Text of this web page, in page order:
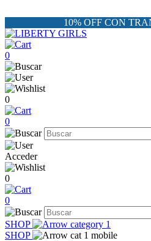
10% OFF CON
0
0
0
Acceder
0
0
SHOP
SHOP